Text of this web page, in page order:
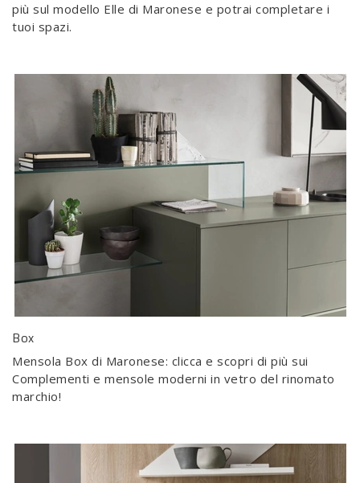
più sul modello Elle di Maronese e potrai completare i
tuoi spazi.
Box
Mensola Box di Maronese: clicca e scopri di più sui
Complementi e mensole moderni in vetro del rinomato
marchio!